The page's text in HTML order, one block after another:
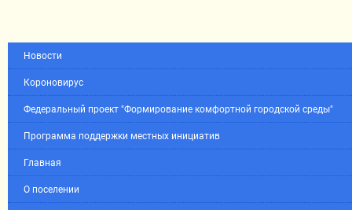
Новости
Короновирус
Федеральный проект "Формирование комфортной городской среды"
Программа поддержки местных инициатив
Главная
О поселении